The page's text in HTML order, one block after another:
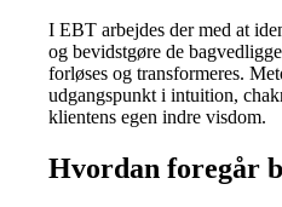
I EBT arbejdes der med at
og bevidstgøre de
forløses og transformeres.
udgangspunkt i intuition,
klientens egen indre visdom.
Hvordan foregår